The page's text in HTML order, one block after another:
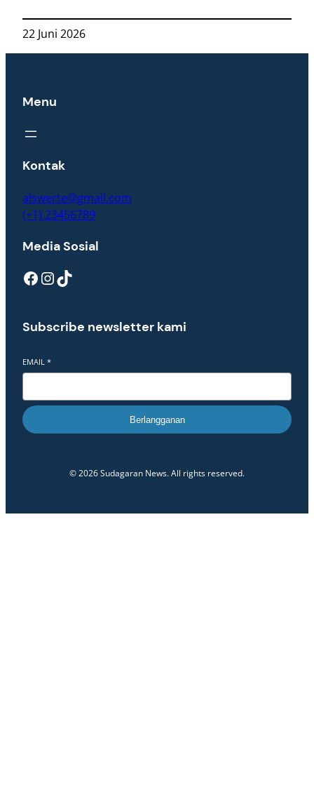
22 Juni 2026
Menu
Kontak
alswerte@gmail.com
(+1) 23456789
Media Sosial
Facebook InstagramTikTok
Subscribe newsletter kami
EMAIL *
Berlangganan
© 2026 Sudagaran News. All rights reserved.